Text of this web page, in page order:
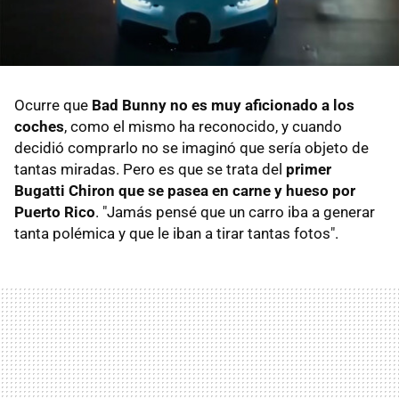
Ocurre que Bad Bunny no es muy aficionado a los
coches, como el mismo ha reconocido, y cuando
decidió comprarlo no se imaginó que sería objeto de
tantas miradas. Pero es que se trata del primer
Bugatti Chiron que se pasea en carne y hueso por
Puerto Rico. "Jamás pensé que un carro iba a generar
tanta polémica y que le iban a tirar tantas fotos".